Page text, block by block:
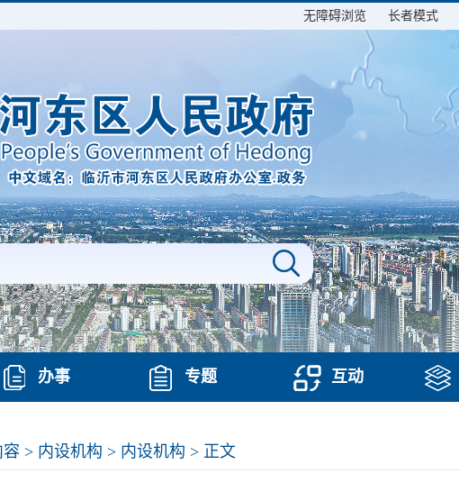
无障碍浏览 长者模式
办事 专题 互动
> 内设机构 > 内设机构 > 正文